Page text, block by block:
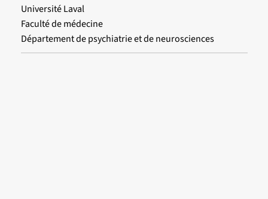
Université Laval
Faculté de médecine
Département de psychiatrie et de neurosciences